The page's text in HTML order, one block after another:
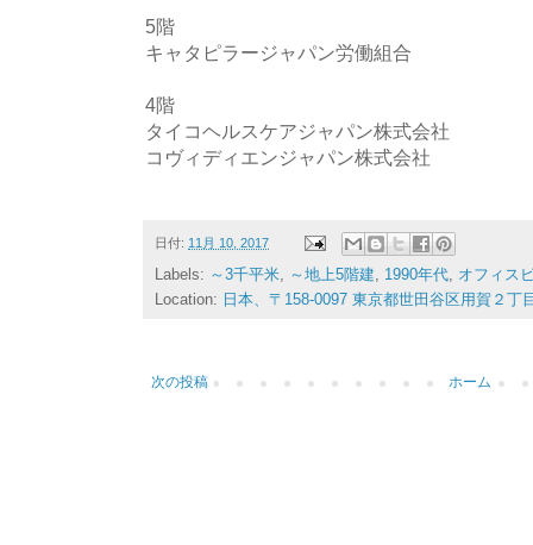
5階
キャタピラージャパン労働組合
4階
タイコヘルスケアジャパン株式会社
コヴィディエンジャパン株式会社
日付: 11月 10, 2017
Labels: ～3千平米, ～地上5階建, 1990年代, オフィス
Location: 日本、〒158-0097 東京都世田谷区用賀２丁
次の投稿 ホーム